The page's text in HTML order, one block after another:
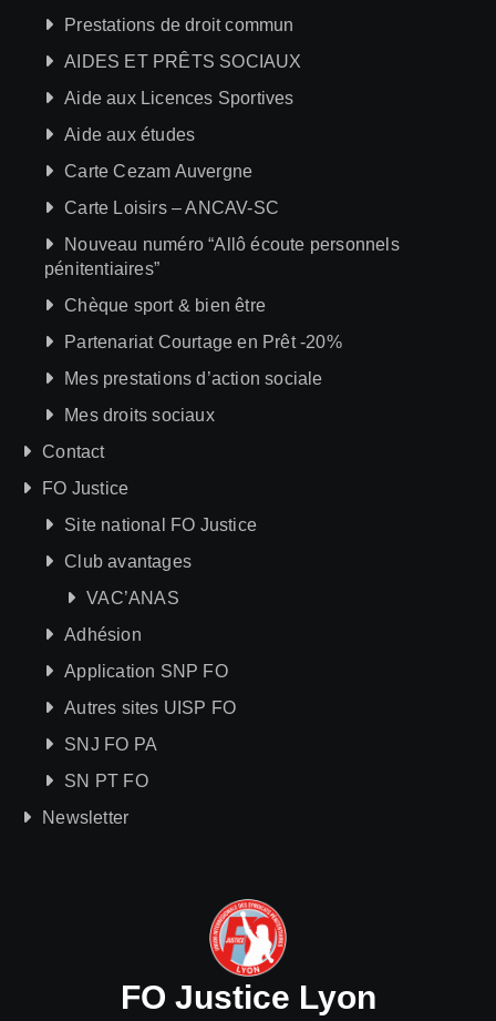
Prestations de droit commun
AIDES ET PRÊTS SOCIAUX
Aide aux Licences Sportives
Aide aux études
Carte Cezam Auvergne
Carte Loisirs – ANCAV-SC
Nouveau numéro “Allô écoute personnels
pénitentiaires”
Chèque sport & bien être
Partenariat Courtage en Prêt -20%
Mes prestations d’action sociale
Mes droits sociaux
Contact
FO Justice
Site national FO Justice
Club avantages
VAC’ANAS
Adhésion
Application SNP FO
Autres sites UISP FO
SNJ FO PA
SN PT FO
Newsletter
FO Justice Lyon